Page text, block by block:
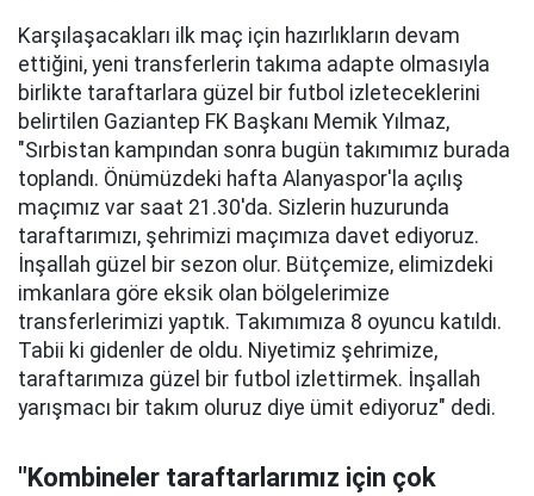
Karşılaşacakları ilk maç için hazırlıkların devam
ettiğini, yeni transferlerin takıma adapte olmasıyla
birlikte taraftarlara güzel bir futbol izleteceklerini
belirtilen Gaziantep FK Başkanı Memik Yılmaz,
"Sırbistan kampından sonra bugün takımımız burada
toplandı. Önümüzdeki hafta Alanyaspor'la açılış
maçımız var saat 21.30'da. Sizlerin huzurunda
taraftarımızı, şehrimizi maçımıza davet ediyoruz.
İnşallah güzel bir sezon olur. Bütçemize, elimizdeki
imkanlara göre eksik olan bölgelerimize
transferlerimizi yaptık. Takımımıza 8 oyuncu katıldı.
Tabii ki gidenler de oldu. Niyetimiz şehrimize,
taraftarımıza güzel bir futbol izlettirmek. İnşallah
yarışmacı bir takım oluruz diye ümit ediyoruz" dedi.
"Kombineler taraftarlarımız için çok